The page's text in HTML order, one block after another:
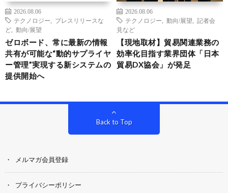
2026.08.06
テクノロジー
プレスリリースな
ど
動向/展望
ゼロボード、常に最新の情報
共有が可能な“動的サプライヤ
ー管理”実現する新システムの
提供開始へ
2026.08.06
テクノロジー
動向/展望
記者会
見など
【現地取材】貿易関連業務の
効率化目指す業界団体「日本
貿易DX協会」が発足
Back to Top
メルマガ会員登録
プライバシーポリシー